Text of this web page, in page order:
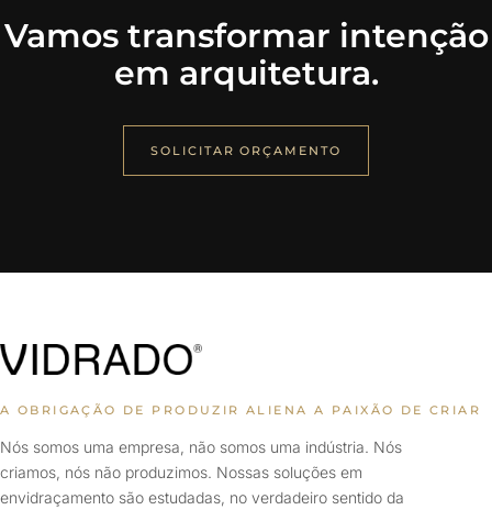
Vamos transformar intenção
em arquitetura.
SOLICITAR ORÇAMENTO
A OBRIGAÇÃO DE PRODUZIR ALIENA A PAIXÃO DE CRIAR
Nós somos uma empresa, não somos uma indústria. Nós
criamos, nós não produzimos. Nossas soluções em
envidraçamento são estudadas, no verdadeiro sentido da